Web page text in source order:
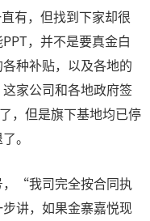
有，但找到下家却很
，并不是要真金白
种补贴，以及各地的
家公司和各地政府签
，但是旗下基地均已停
。
，“我司完全按合同执
讲，如果金寨嘉悦现